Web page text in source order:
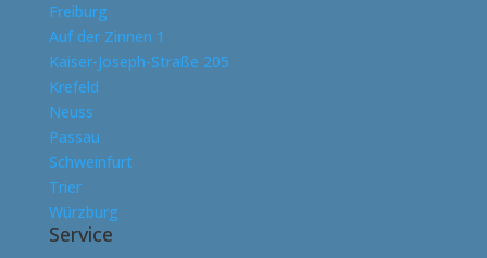
Freiburg
Auf der Zinnen 1
Kaiser-Joseph-Straße 205
Krefeld
Neuss
Passau
Schweinfurt
Trier
Würzburg
Service